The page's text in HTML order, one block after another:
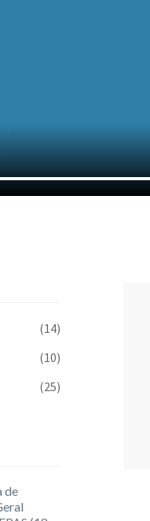
(14)
(10)
(25)
de